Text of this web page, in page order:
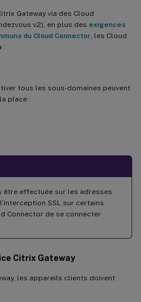
Gateway via des Cloud
v2), en plus des exigences
du Cloud Connector, les Cloud
:
tous les sous-domaines peuvent
place :
être effectuée sur les adresses
SSL sur certains
Connector de se connecter
Citrix Gateway
les appareils clients doivent